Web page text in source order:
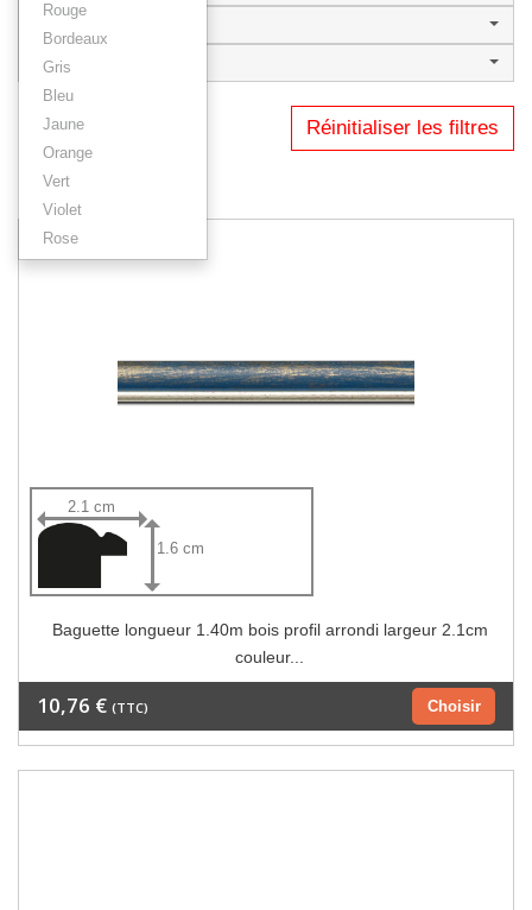
Rouge
Bordeaux
Gris
Bleu
Jaune
Orange
Vert
Violet
Rose
Famille
Baguettes
Réinitialiser les filtres
2.1 cm
1.6 cm
Baguette longueur 1.40m bois profil arrondi largeur 2.1cm
couleur...
Choisir
10,76 € (TTC)